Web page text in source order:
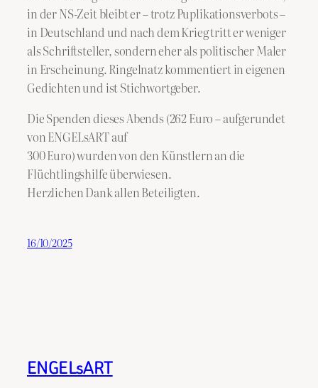
in der NS-Zeit bleibt er – trotz Puplikationsverbots –
in Deutschland und nach dem Krieg tritt er weniger
als Schriftsteller, sondern eher als politischer Maler
in Erscheinung. Ringelnatz kommentiert in eigenen
Gedichten und ist Stichwortgeber.
Die Spenden dieses Abends (262 Euro – aufgerundet
von ENGELsART auf
300 Euro) wurden von den Künstlern an die
Flüchtlingshilfe überwiesen.
Herzlichen Dank allen Beteiligten.
16/10/2025
ENGELsART